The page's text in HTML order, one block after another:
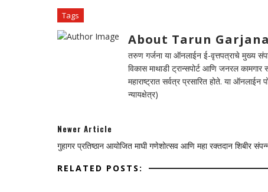
Tags
About Tarun Garjana
तरुण गर्जना या ऑनलाईन ई-वृत्तपत्राचे मुख्य
विकास माथाडी ट्रान्सपोर्ट आणि जनरल
महाराष्ट्रात सर्वत्र प्रसारित होते. या
न्यायक्षेत्र)
Newer Article
गुहागर प्रतिष्ठान आयोजित माघी गणेशोत्सव आणि महा रक्तदान शिबीर
RELATED POSTS: